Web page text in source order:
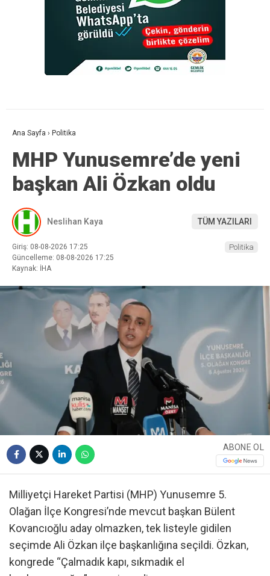
Ana Sayfa › Politika
MHP Yunusemre’de yeni
başkan Ali Özkan oldu
Neslihan Kaya TÜM YAZILARI
Giriş: 08-08-2026 17:25
Güncelleme: 08-08-2026 17:25
Kaynak: İHA
Politika
ABONE OL
Milliyetçi Hareket Partisi (MHP) Yunusemre 5.
Olağan İlçe Kongresi’nde mevcut başkan Bülent
Kovancıoğlu aday olmazken, tek listeyle gidilen
seçimde Ali Özkan ilçe başkanlığına seçildi. Özkan,
kongrede “Çalmadık kapı, sıkmadık el